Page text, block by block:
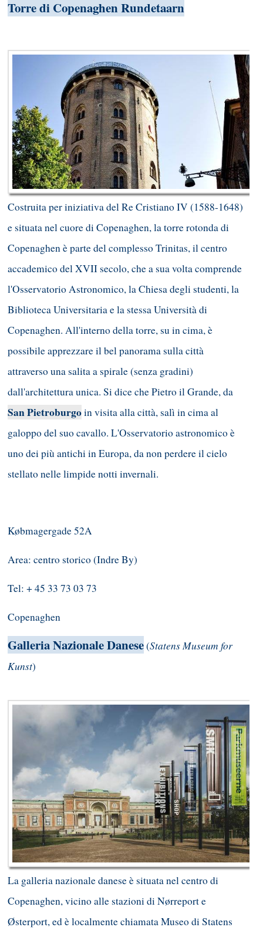
Torre di Copenaghen Rundetaarn
Costruita per iniziativa del Re Cristiano IV (1588-1648)
e situata nel cuore di Copenaghen, la torre rotonda di
Copenaghen è parte del complesso Trinitas, il centro
accademico del XVII secolo, che a sua volta comprende
l'Osservatorio Astronomico, la Chiesa degli studenti, la
Biblioteca Universitaria e la stessa Università di
Copenaghen. All'interno della torre, su in cima, è
possibile apprezzare il bel panorama sulla città
attraverso una salita a spirale (senza gradini)
dall'architettura unica. Si dice che Pietro il Grande, da
San Pietroburgoin visita alla città, salì in cima al
galoppo del suo cavallo. L'Osservatorio astronomico è
uno dei più antichi in Europa, da non perdere il cielo
stellato nelle limpide notti invernali.
Købmagergade 52A
Area: centro storico (Indre By)
Tel: + 45 33 73 03 73
Copenaghen
Galleria Nazionale Danese(Statens Museum for
Kunst)
La galleria nazionale danese è situata nel centro di
Copenaghen, vicino alle stazioni di Nørreport e
Østerport, ed è localmente chiamata Museo di Statens